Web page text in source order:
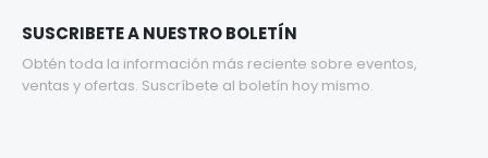
SUSCRIBETE A NUESTRO BOLETÍN
Obtén toda la información más reciente sobre eventos,
ventas y ofertas. Suscríbete al boletín hoy mismo.